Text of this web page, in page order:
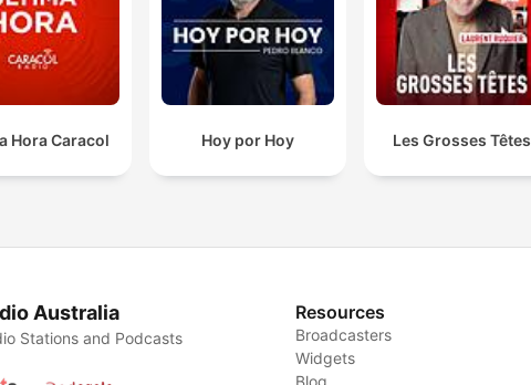
Hora Caracol Hoy por Hoy Les Grosses Têtes
Australia
Stations and Podcasts
Resources
Broadcasters
Widgets
Blog